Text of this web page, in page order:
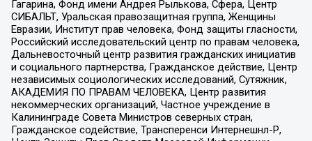
Гагарина, Фонд имени Андрея Рылькова, Сфера, Центр
СИБАЛЬТ, Уральская правозащитная группа, Женщины
Евразии, Институт прав человека, Фонд защиты гласности,
Российский исследовательский центр по правам человека,
Дальневосточный центр развития гражданских инициатив
и социального партнерства, Гражданское действие, Центр
независимых социологических исследований, Сутяжник,
АКАДЕМИЯ ПО ПРАВАМ ЧЕЛОВЕКА, Центр развития
некоммерческих организаций, Частное учреждение в
Калининграде Совета Министров северных стран,
Гражданское содействие, Трансперенси Интернешнл-Р,